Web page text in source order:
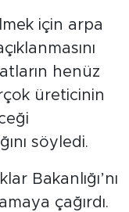
için arpa
henüz
üreticinin
söyledi.
Bakanlığı’nı
çağırdı.